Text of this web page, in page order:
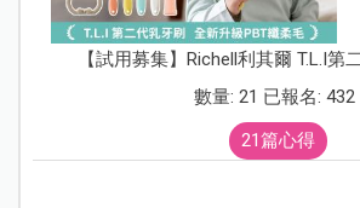
【試用募集】Richell利其爾 T.L.I第
數量: 21 已報名: 432
21篇心得